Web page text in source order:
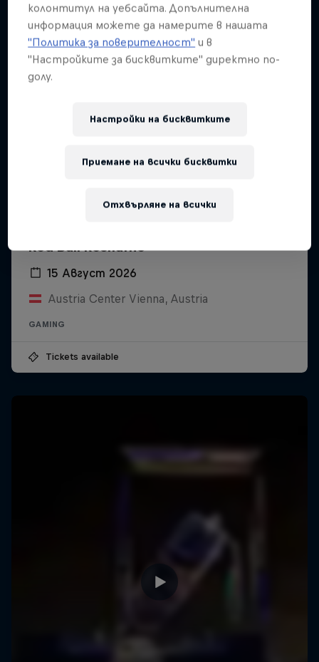
Red Bull Reshuffle
15 Август 2026
Austria Center Vienna, Austria
GAMING
Tickets available
колонтитул на уебсайта. Допълнителна
информация можете да намерите в нашата
"Политика за поверителност" и в
"Настройките за бисквитките" директно по-
долу.
Настройки на бисквитките
Отхвърляне на всички
Приемане на всички бисквитки